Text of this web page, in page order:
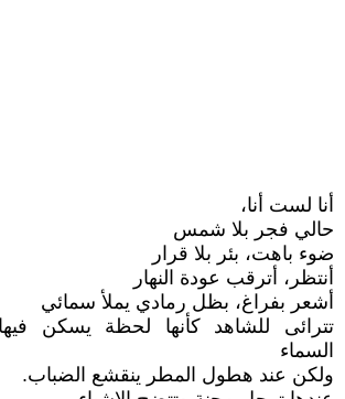
أنا لست أنا،
حالي فجر بلا شمس
ضوء باهت، بئر بلا قرار
أنتظر، أترقب عودة النهار
أشعر بفراغ، بظل رمادي يملأ سمائي
تترائى للشاهد كأنها لحظة يسكن
السماء
ولكن عند هطول المطر ينقشع الضباب.